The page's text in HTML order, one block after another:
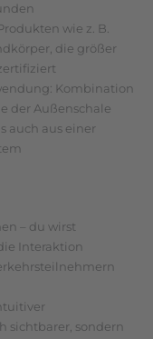
wie z. B.
die größer
Kombination
der Außenschale
auch aus einer
– du wirst
Interaktion
sichtbarer, sondern